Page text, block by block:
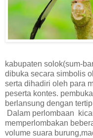
kabupaten solok(sum-
dibuka secara simbolis
serta dihadiri oleh para
peserta kontes.
berlansung dengan
Dalam perlombaan
memperlombakan
volume suara